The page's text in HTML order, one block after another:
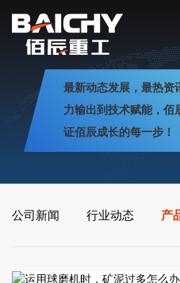
最新动态发展，最热资
力输出到技术赋能，佰
证佰辰成长的每一步！
公司新闻 行业动态 产